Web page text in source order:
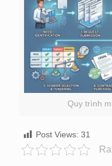
Quy trình
Post Views: 31